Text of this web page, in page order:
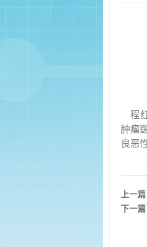
程红
肿瘤
良恶
上一篇
下一